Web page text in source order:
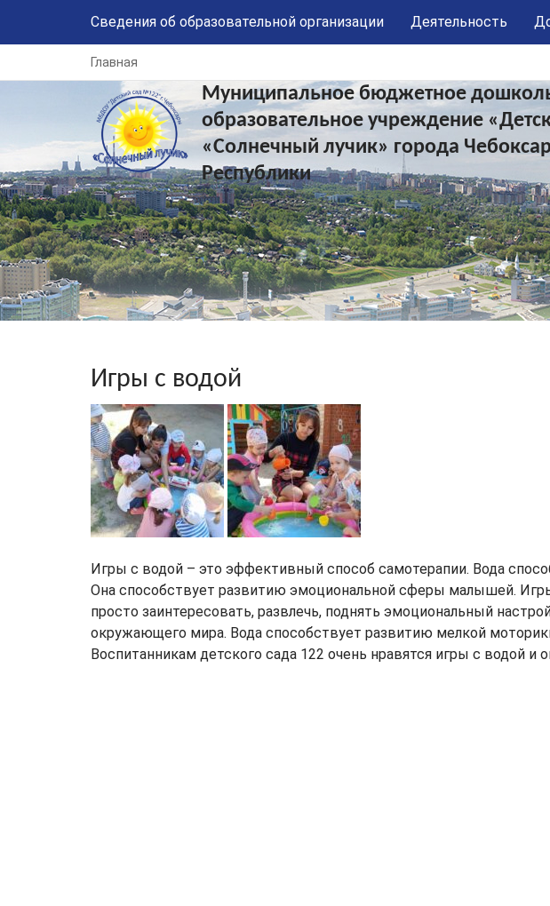
Сведения об образовательной организации Деятельность
Главная
Муниципальное бюджетное
образовательное учреждение
«Солнечный лучик» города
Республики
Игры с водой
Игры с водой – это эффективный способ самотерапии. Вода
Она способствует развитию эмоциональной сферы малышей.
просто заинтересовать, развлечь, поднять эмоциональный
окружающего мира. Вода способствует развитию мелкой
Воспитанникам детского сада 122 очень нравятся игры с водой и